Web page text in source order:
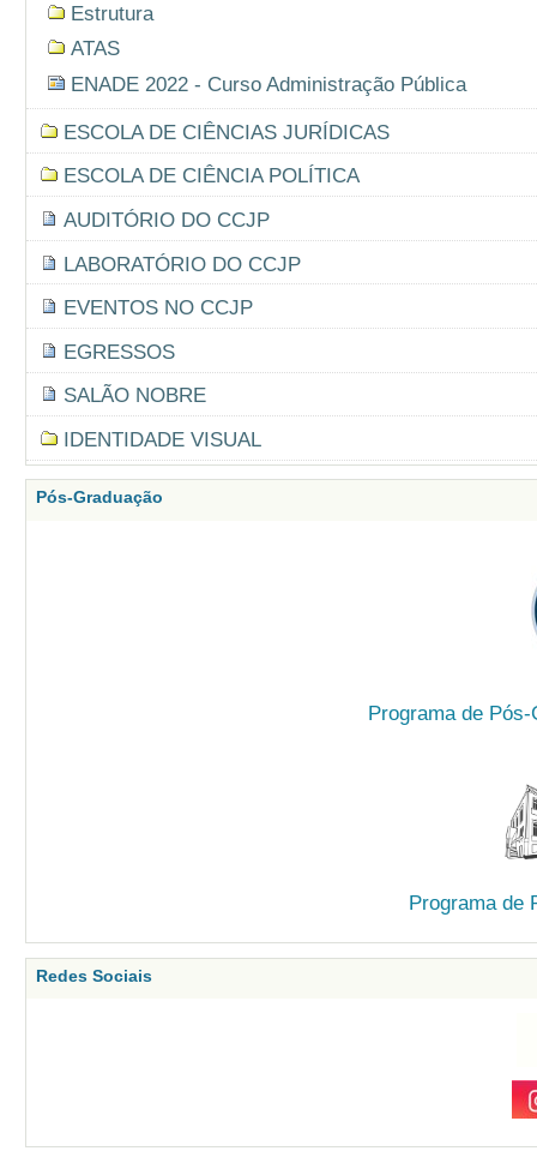
Estrutura
ATAS
ENADE 2022 - Curso Administração Pública
ESCOLA DE CIÊNCIAS JURÍDICAS
ESCOLA DE CIÊNCIA POLÍTICA
AUDITÓRIO DO CCJP
LABORATÓRIO DO CCJP
EVENTOS NO CCJP
EGRESSOS
SALÃO NOBRE
IDENTIDADE VISUAL
Pós-Graduação
Programa de
Programa de
Redes Sociais